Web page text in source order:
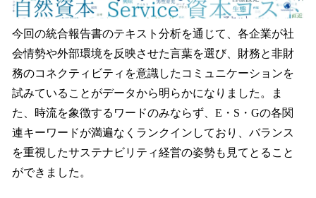
今回の統合報告書のテキスト分析を通じて、各企業が社
会情勢や外部環境を反映させた言葉を選び、財務と非財
務のコネクティビティを意識したコミュニケーションを
試みていることがデータから明らかになりました。ま
た、時流を象徴するワードのみならず、E・S・Gの各関
連キーワードが満遍なくランクインしており、バランス
を重視したサステナビリティ経営の姿勢も見てとること
ができました。